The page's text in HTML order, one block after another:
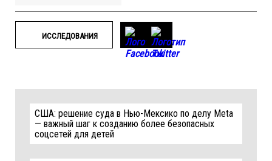
ИССЛЕДОВАНИЯ
США: решение суда в Нью-Мексико по делу Meta
— важный шаг к созданию более безопасных
соцсетей для детей